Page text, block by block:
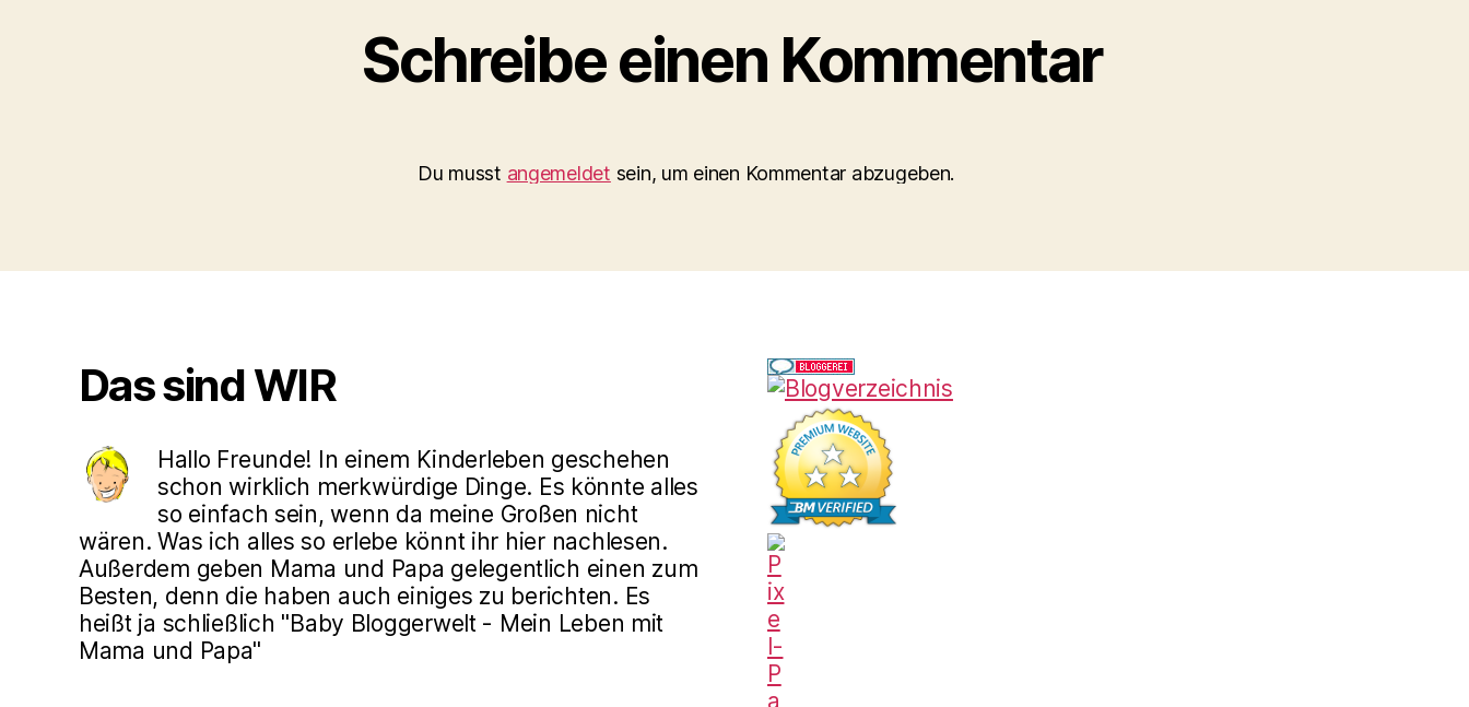
Schreibe einen Kommentar
Du musst angemeldet sein, um einen Kommentar abzugeben.
Das sind WIR
Hallo Freunde! In einem Kinderleben geschehen
schon wirklich merkwürdige Dinge. Es könnte alles
so einfach sein, wenn da meine Großen nicht
wären. Was ich alles so erlebe könnt ihr hier nachlesen.
Außerdem geben Mama und Papa gelegentlich einen zum
Besten, denn die haben auch einiges zu berichten. Es
heißt ja schließlich "Baby Bloggerwelt - Mein Leben mit
Mama und Papa"